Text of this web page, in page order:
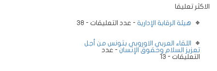
الاكثر تعليقا
هيئة الرقابة الإدارية - عدد التعليقات - 38
اللقاء العربي الاوروبي بتونس من أجل
تعزيز السلام وحقوق الإنسان - عدد
التعليقات - 13